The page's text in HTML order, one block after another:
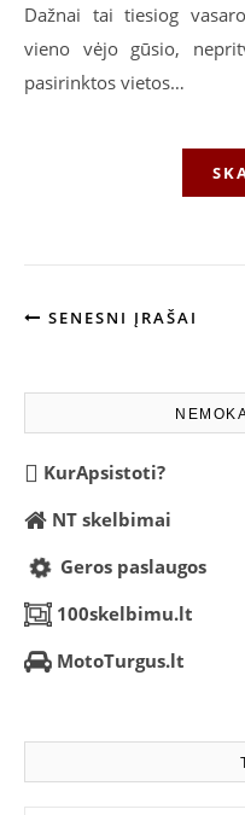
Dažnai tai tiesiog
vieno vėjo gūsio,
pasirinktos vietos…
SENESNI ĮRAŠAI
KurApsistoti?
NT skelbimai
Geros paslaugos
100skelbimu.lt
MotoTurgus.lt